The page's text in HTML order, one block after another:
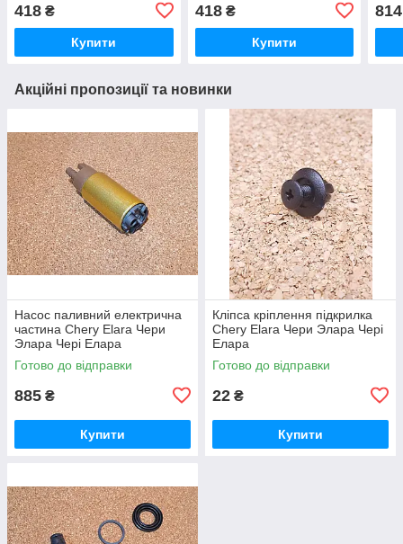
418 ₴
Купити
418₴
Купити
814
Акційні пропозиції та новинки
Насос паливний електрична
частина Chery Elara Чери
Элара Чері Елара
Готово до відправки
885 ₴
Купити
Кліпса кріплення підкрилка
Chery Elara Чери Элара Чері
Елара
Готово до відправки
22 ₴
Купити